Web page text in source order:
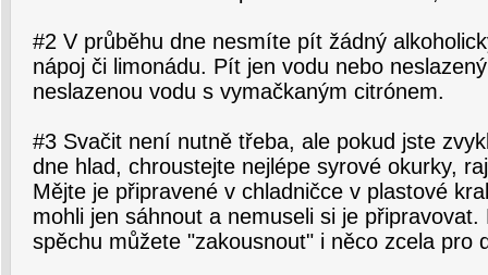
#2 V průběhu dne nesmíte pít žádný
nápoj či limonádu. Pít jen vodu nebo
neslazenou vodu s vymačkaným citrónem.
#3 Svačit není nutně třeba, ale pokud jste
dne hlad, chroustejte nejlépe syrové okurky,
Mějte je připravené v chladničce v plastové
mohli jen sáhnout a nemuseli si je
spěchu můžete "zakousnout" i něco zcela pro